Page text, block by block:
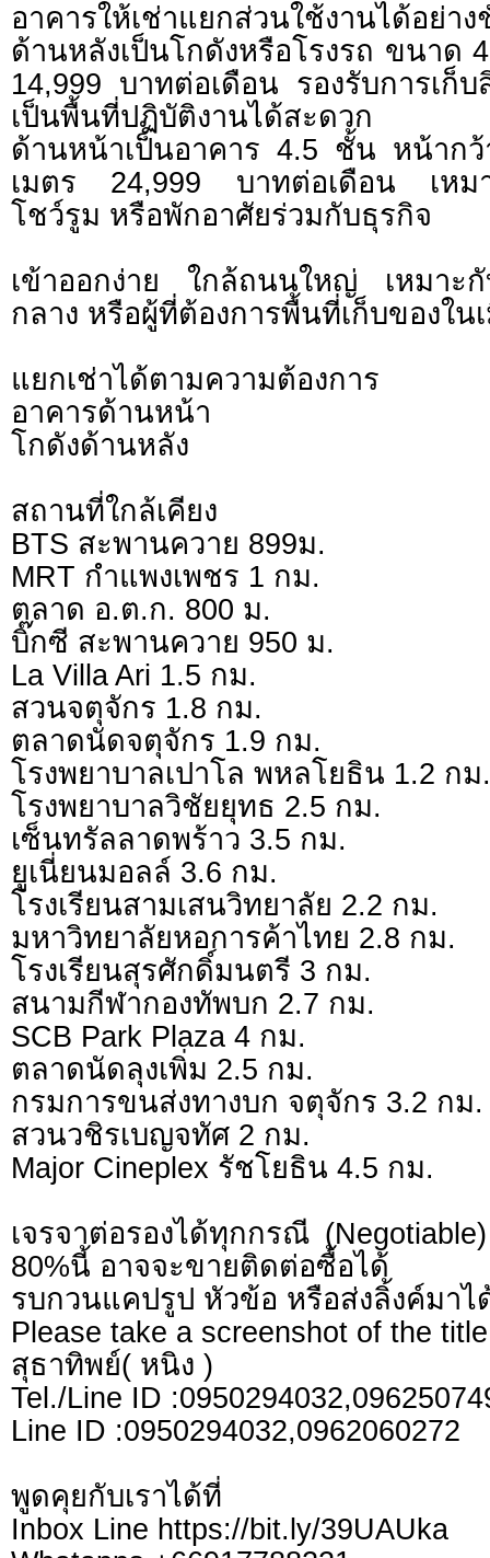
อาคารให้เช่าแยกส่วนใช้งานได้อย่าง
ด้านหลังเป็นโกดังหรือโรงรถ ขนาด
14,999 บาทต่อเดือน รองรับการเก็
เป็นพื้นที่ปฏิบัติงานได้สะดวก
ด้านหน้าเป็นอาคาร 4.5 ชั้น หน้าก
เมตร 24,999 บาทต่อเดือน เหม
โชว์รูม หรือพักอาศัยร่วมกับธุรกิจ
เข้าออกง่าย ใกล้ถนนใหญ่ เหมาะกั
กลาง หรือผู้ที่ต้องการพื้นที่เก็บของใน
แยกเช่าได้ตามความต้องการ
อาคารด้านหน้า
โกดังด้านหลัง
สถานที่ใกล้เคียง
BTS สะพานควาย 899ม.
MRT กำแพงเพชร 1 กม.
ตลาด อ.ต.ก. 800 ม.
บิ๊กซี สะพานควาย 950 ม.
La Villa Ari 1.5 กม.
สวนจตุจักร 1.8 กม.
ตลาดนัดจตุจักร 1.9 กม.
โรงพยาบาลเปาโล พหลโยธิน 1.2 กม.
โรงพยาบาลวิชัยยุทธ 2.5 กม.
เซ็นทรัลลาดพร้าว 3.5 กม.
ยูเนี่ยนมอลล์ 3.6 กม.
โรงเรียนสามเสนวิทยาลัย 2.2 กม.
มหาวิทยาลัยหอการค้าไทย 2.8 กม.
โรงเรียนสุรศักดิ์มนตรี 3 กม.
สนามกีฬากองทัพบก 2.7 กม.
SCB Park Plaza 4 กม.
ตลาดนัดลุงเพิ่ม 2.5 กม.
กรมการขนส่งทางบก จตุจักร 3.2 กม.
สวนวชิรเบญจทัศ 2 กม.
Major Cineplex รัชโยธิน 4.5 กม.
เจรจาต่อรองได้ทุกกรณี
80%นี้ อาจจะขายติดต่อซื้อได้
รบกวนแคปรูป หัวข้อ หรือส่งลิ้งค์มาไ
Please take a screenshot of the
สุธาทิพย์( หนิง )
Tel./Line ID
Line ID :0950294032,0962060272
พูดคุยกับเราได้ที่
Inbox Line https://bit.ly/39UAUka